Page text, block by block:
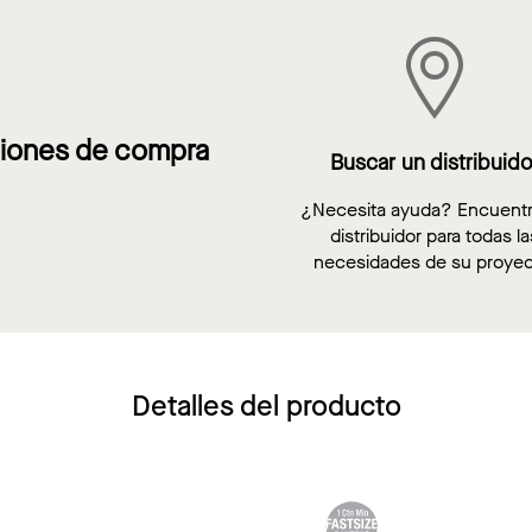
de compra Buscar un
¿Necesita ayuda?
distribuidor para todas
necesidades de su
Detalles del producto